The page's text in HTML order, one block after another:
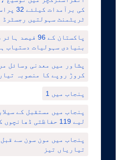
کی
ٹریٹمنٹ سہولتیں رجسٹرڈ
پاکستان کے 96
بنیادی سہولیات دستیاب
کروڑ روپے کا منصوبہ تیار
پنجاب میں 1
پنجاب میں مستقبل کے
لیے 119 حفاظتی ڈھانچوں کی تعمیر و بحالی مکمل
پنجاب میں مون سون سے
تیاریاں تیز